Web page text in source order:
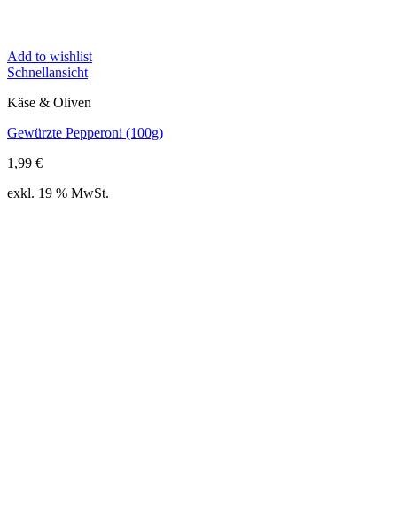
Add to wishlist
Schnellansicht
Käse & Oliven
Gewürzte Pepperoni (100g)
1,99 €
exkl. 19 % MwSt.